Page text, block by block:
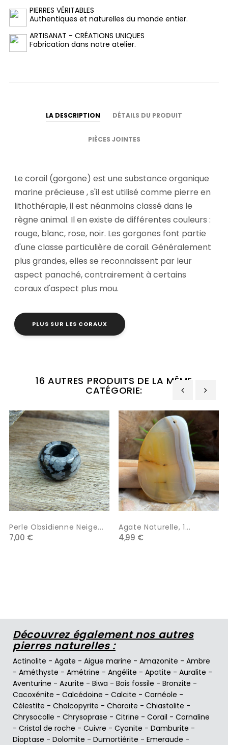
PIERRES VÉRITABLES
Authentiques et naturelles du monde entier.
ARTISANAT - CRÉATIONS UNIQUES
Fabrication dans notre atelier.
LA DESCRIPTION DÉTAILS DU PRODUIT
PIÈCES JOINTES
Le corail (gorgone) est une substance organique
marine précieuse , s'il est utilisé comme pierre en
lithothérapie, il est néanmoins classé dans le
règne animal. Il en existe de différentes couleurs :
rouge, blanc, rose, noir. Les gorgones font partie
d'une classe particulière de corail. Généralement
plus grandes, elles se reconnaissent par leur
aspect panaché, contrairement à certains
coraux d'aspect plus mou.
PLUS SUR LES CORAUX
16 AUTRES PRODUITS DE LA MÊME
CATÉGORIE:
Perle Obsidienne Neige...
7,00 €
Agate Naturelle, 1...
4,99 €
‹ ›
Découvrez également nos autres
pierres naturelles :
Actinolite - Agate - Aigue marine - Amazonite - Ambre
- Améthyste - Amétrine - Angélite - Apatite - Auralite -
Aventurine - Azurite - Biwa - Bois fossile - Bronzite -
Cacoxénite - Calcédoine - Calcite - Carnéole -
Célestite - Chalcopyrite - Charoïte - Chiastolite -
Chrysocolle - Chrysoprase - Citrine - Corail - Cornaline
- Cristal de roche - Cuivre - Cyanite - Damburite -
Dioptase - Dolomite - Dumortiérite - Emeraude -